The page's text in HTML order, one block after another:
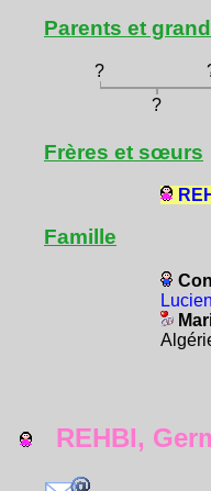
Parents et
?
?
Frères et sœurs
Famille
REHBI,